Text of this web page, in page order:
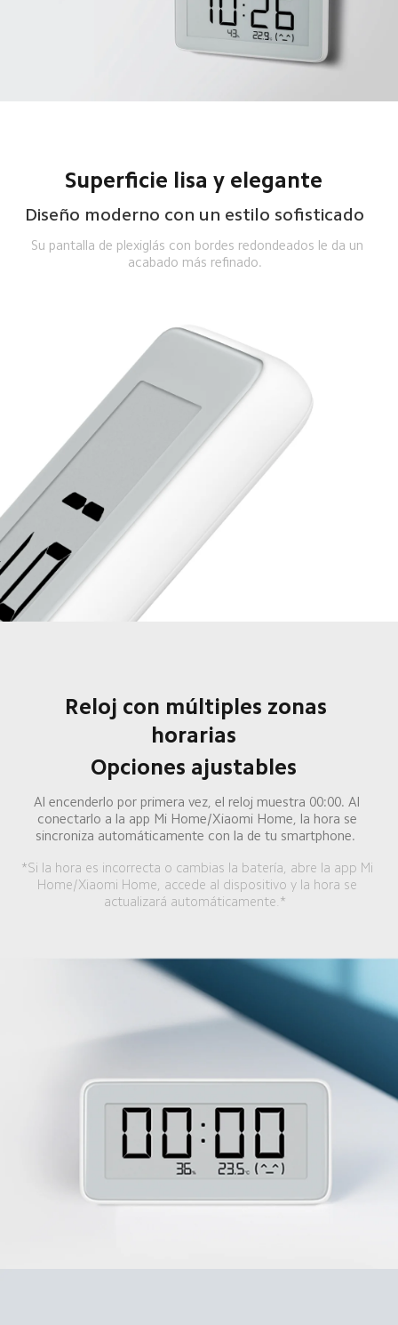
Superficie lisa y elegante
Diseño moderno con un estilo sofisticado
Su pantalla de plexiglás con bordes redondeados le da un
acabado más refinado.
Reloj con múltiples zonas
horarias
Opciones ajustables
Al encenderlo por primera vez, el reloj muestra 00:00. Al
conectarlo a la app Mi Home/Xiaomi Home, la hora se
sincroniza automáticamente con la de tu smartphone.
*Si la hora es incorrecta o cambias la batería, abre la app Mi
Home/Xiaomi Home, accede al dispositivo y la hora se
actualizará automáticamente.*